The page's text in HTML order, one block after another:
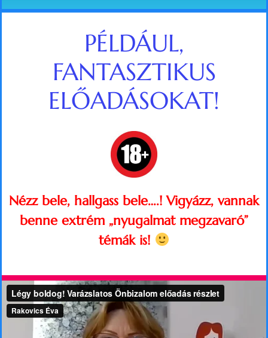
PÉLDÁUL,
FANTASZTIKUS
ELŐADÁSOKAT!
Nézz bele, hallgass bele….! Vigyázz, vannak
benne extrém „nyugalmat megzavaró”
témák is!